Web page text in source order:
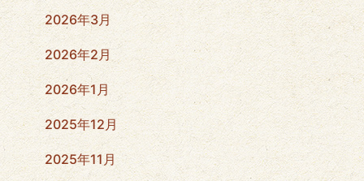
2026年3月
2026年2月
2026年1月
2025年12月
2025年11月